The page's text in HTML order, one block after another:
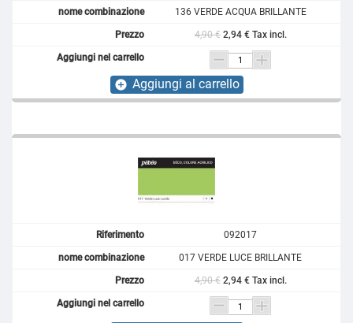
136 VERDE ACQUA BRILLANTE
4,90 € 2,94 € Tax incl.
add_circle Aggiungi al carrello
092017
017 VERDE LUCE BRILLANTE
4,90 € 2,94 € Tax incl.